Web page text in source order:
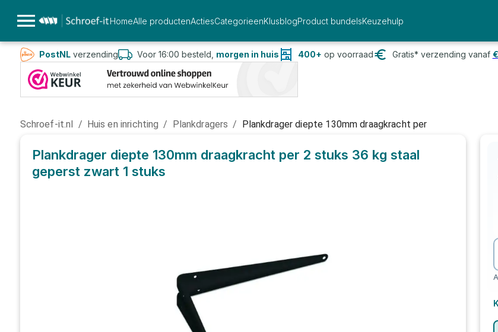
HomeAlle productenActiesCategorieenKlusblogProduct bundelsKeuzehulp
PostNLverzending Voor 16:00 besteld, morgen in huis 400+ op voorraad Gratis* verzending vanaf €
Schroef-it.nl / Huis en inrichting / Plankdragers / Plankdrager diepte 130mm draagkracht per
Plankdrager diepte 130mm draagkracht per 2 stuks 36 kg staal
geperst zwart 1 stuks